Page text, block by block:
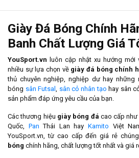
Giày Đá Bóng Chính
Banh Chất Lượng Giá
YouSport.vn luôn cập nhật xu hướng
nhiều sự lựa chọn về giày đá bóng chính
thủ chuyên nghiệp, nghiệp dư hay
bóng sân Futsal, sân cỏ nhân tạo hay sân
sản phẩm đáp ứng yêu cầu của bạn.
Các thương hiệu giày bóng đá cao cấp như
Quốc, Pan Thái Lan hay Kamito Việt
YouSport.vn, từ cao cấp đến giá rẻ
bóng chính hãng, chất lượng tốt nhất và giá